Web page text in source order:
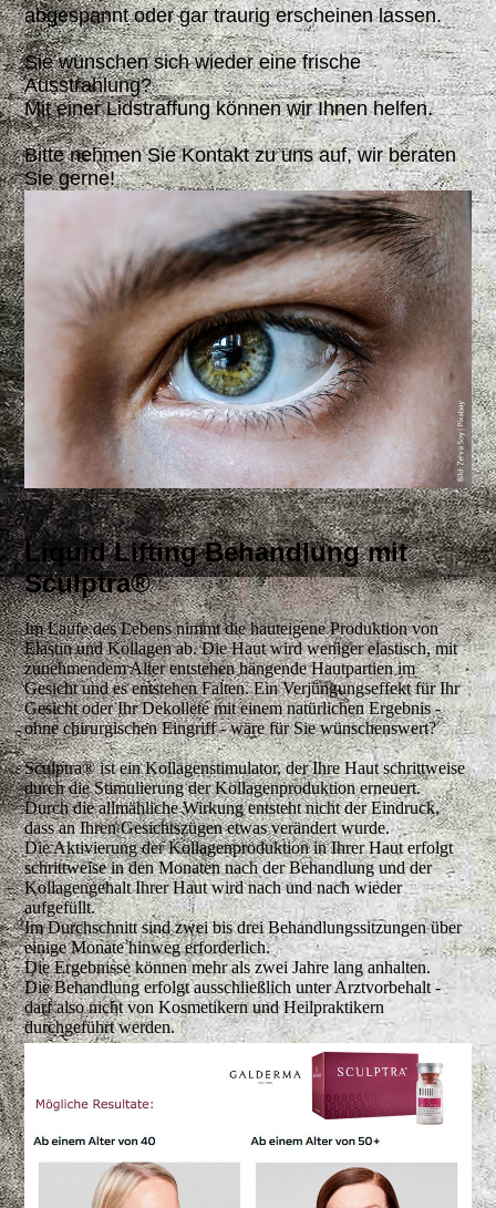
abgespannt oder gar traurig erscheinen lassen.
Sie wünschen sich wieder eine frische
Ausstrahlung?
Mit einer Lidstraffung können wir Ihnen helfen.
Bitte nehmen Sie Kontakt zu uns auf, wir beraten
Sie gerne!
Liquid Lifting Behandlung mit
Sculptra®
Im Laufe des Lebens nimmt die hauteigene Produktion von
Elastin und Kollagen ab. Die Haut wird weniger elastisch, mit
zunehmendem Alter entstehen hängende Hautpartien im
Gesicht und es entstehen Falten. Ein Verjüngungseffekt für Ihr
Gesicht oder Ihr Dekolleté mit einem natürlichen Ergebnis -
ohne chirurgischen Eingriff - wäre für Sie wünschenswert?
Sculptra® ist ein Kollagenstimulator, der Ihre Haut schrittweise
durch die Stimulierung der Kollagenproduktion erneuert.
Durch die allmähliche Wirkung entsteht nicht der Eindruck,
dass an Ihren Gesichtszügen etwas verändert wurde.
Die Aktivierung der Kollagenproduktion in Ihrer Haut erfolgt
schrittweise in den Monaten nach der Behandlung und der
Kollagengehalt Ihrer Haut wird nach und nach wieder
aufgefüllt.
Im Durchschnitt sind zwei bis drei Behandlungssitzungen über
einige Monate hinweg erforderlich.
Die Ergebnisse können mehr als zwei Jahre lang anhalten.
Die Behandlung erfolgt ausschließlich unter Arztvorbehalt -
darf also nicht von Kosmetikern und Heilpraktikern
durchgeführt werden.